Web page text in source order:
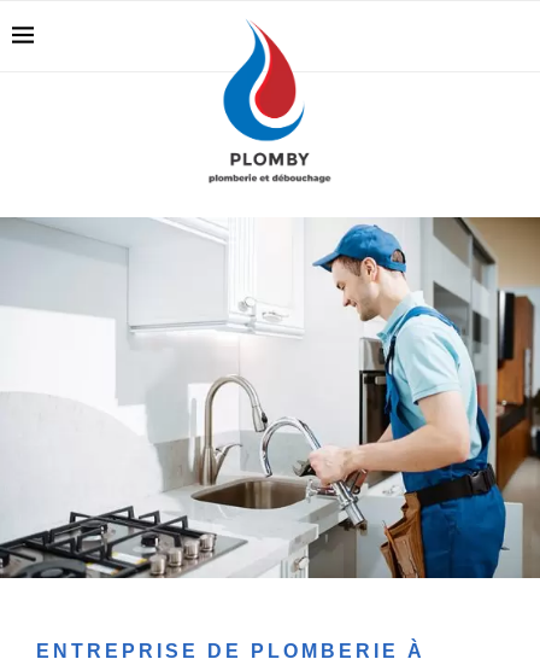
ENTREPRISE DE PLOMBERIE À